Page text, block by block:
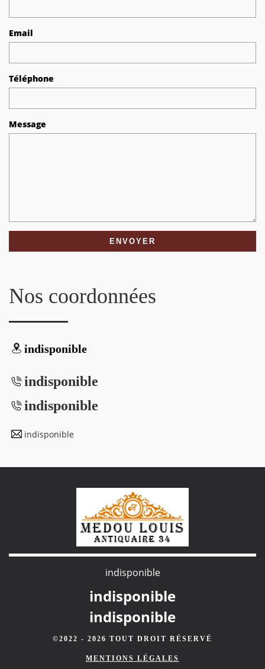
Email
Téléphone
Message
Nos coordonnées
indisponible
indisponible
indisponible
indisponible
indisponible
indisponible
indisponible
©2022 - 2026 TOUT DROIT RÉSERVÉ
MENTIONS LÉGALES